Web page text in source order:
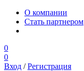
О компании
Стать партнером
0
0
Вход /Регистрация